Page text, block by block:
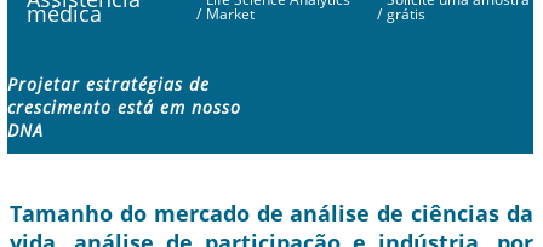
médica / Market / grátis
Projetar estratégias de
crescimento está em nosso
DNA
Tamanho do mercado de análise de ciências da